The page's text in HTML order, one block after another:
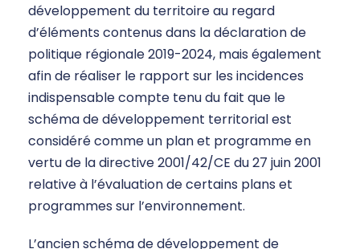
développement du territoire au regard
d’éléments contenus dans la déclaration de
politique régionale 2019-2024, mais également
afin de réaliser le rapport sur les incidences
indispensable compte tenu du fait que le
schéma de développement territorial est
considéré comme un plan et programme en
vertu de la directive 2001/42/CE du 27 juin 2001
relative à l’évaluation de certains plans et
programmes sur l’environnement.
L’ancien schéma de développement de